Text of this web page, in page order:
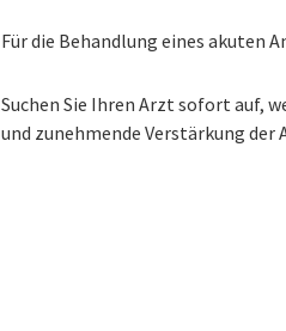
Für die Behandlung eines akuten
Suchen Sie Ihren Arzt sofort auf,
und zunehmende Verstärkung